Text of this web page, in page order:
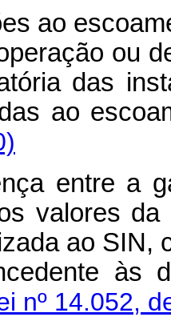
ao
ou
das
ao
entre a
valores
ao SIN,
nº 14.052,